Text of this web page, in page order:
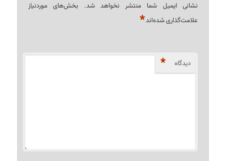
نشانی ایمیل شما منتشر نخواهد شد.
بخش‌های موردنیاز
علامت‌گذاری شده‌اند*
دیدگاه *